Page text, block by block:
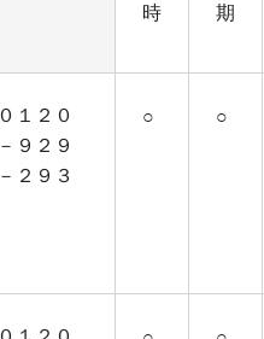
時
期
０１２０
－９２９
－２９３
○ ○